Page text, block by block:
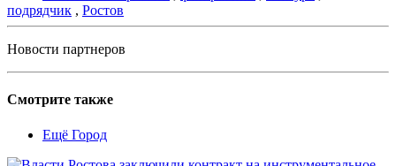
подрядчик , Ростов
Новости партнеров
Смотрите также
Ещё Город